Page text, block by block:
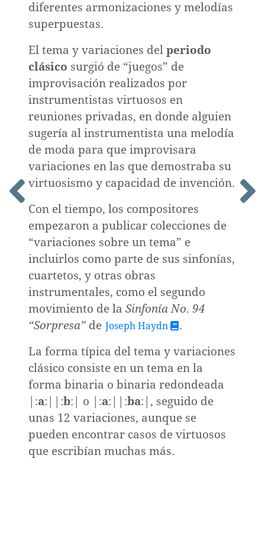
diferentes armonizaciones y melodías
superpuestas.
El tema y variaciones del periodo
clásico surgió de “juegos” de
improvisación realizados por
instrumentistas virtuosos en
reuniones privadas, en donde alguien
sugería al instrumentista una melodía
de moda para que improvisara
variaciones en las que demostraba su
virtuosismo y capacidad de invención.
Con el tiempo, los compositores
empezaron a publicar colecciones de
“variaciones sobre un tema” e
incluirlos como parte de sus sinfonías,
cuartetos, y otras obras
instrumentales, como el segundo
movimiento de la Sinfonía No. 94
“Sorpresa” de Joseph Haydn
.
La forma típica del tema y variaciones
clásico consiste en un tema en la
forma binaria o binaria redondeada
|:a:||:b:| o |:a:||:ba:|, seguido de
unas 12 variaciones, aunque se
pueden encontrar casos de virtuosos
que escribían muchas más.